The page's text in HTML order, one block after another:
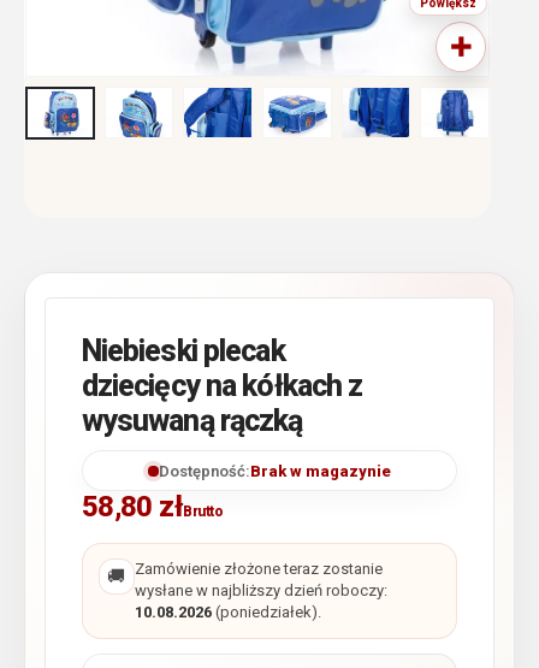
Niebieski plecak
dziecięcy na kółkach z
wysuwaną rączką
Dostępność:Brak w magazynie
58,80 złBrutto
🚚 Zamówienie złożone teraz zostanie
wysłane w najbliższy dzień roboczy:
10.08.2026(poniedziałek).